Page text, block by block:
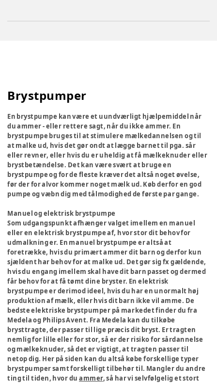
Brystpumper
En brystpumpe kan være et uundværligt hjælpemiddel når
du ammer - eller rettere sagt, når du ikke ammer. En
brystpumpe bruges til at stimulere mælkedannelsen og til
at malke ud, hvis det gør ondt at lægge barnet til pga. sår
eller revner, eller hvis du er uheldig at få mælkeknuder eller
brystbetændelse. Det kan være svært at bruge en
brystpumpe og for de fleste kræver det altså noget øvelse,
før der for alvor kommer noget mælk ud. Køb derfor en god
pumpe og væbn dig med tålmodighed de første par gange.
Manuel og elektrisk brystpumpe
Som udgangspunkt afhænger valget imellem en manuel
eller en elektrisk brystpumpe af, hvor stor dit behov for
udmalkning er. En manuel brystpumpe er altså at
foretrække, hvis du primært ammer dit barn og derfor kun
sjældent har behov for at malke ud. Det gør sig fx gældende,
hvis du engang imellem skal have dit barn passet og dermed
får behov for at få tømt dine bryster. En elektrisk
brystpumpe er derimod ideel, hvis du har en unormalt høj
produktion af mælk, eller hvis dit barn ikke vil amme. De
bedste elektriske brystpumper på markedet finder du fra
Medela og Philips Avent. Fra Medela kan du tilkøbe
brysttragte, der passer til lige præcis dit bryst. Er tragten
nemlig for lille eller for stor, så er der risiko for sårdannelse
og mælkeknuder, så det er vigtigt, at tragten passer til
netop dig. Her på siden kan du altså købe forskellige typer
brystpumper samt forskelligt tilbehør til. Mangler du andre
ting til tiden, hvor du ammer, så har vi selvfølgelig et stort